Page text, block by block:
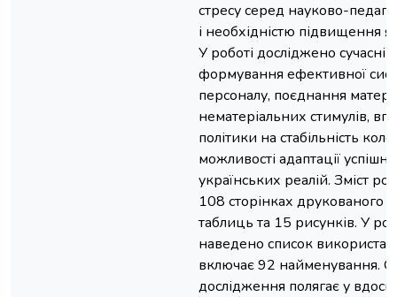
стресу серед науково-
і необхідністю підвищення
У роботі досліджено сучасні
формування ефективної
персоналу, поєднання
нематеріальних стимулів,
політики на стабільність
можливості адаптації
українських реалій. Зміст
108 сторінках друкованого
таблиць та 15 рисунків. У
наведено список
включає 92 найменування.
дослідження полягає у